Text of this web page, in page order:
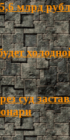
млрд
суд